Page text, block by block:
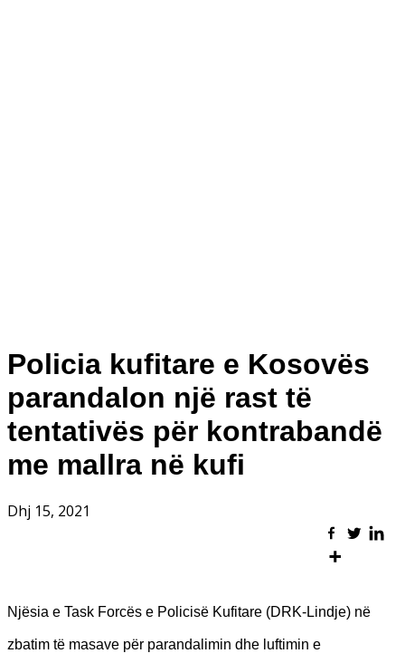
Policia kufitare e Kosovës
parandalon një rast të
tentativës për kontrabandë
me mallra në kufi
Dhj 15, 2021
Njësia e Task Forcës e Policisë Kufitare (DRK-Lindje) në
zbatim të masave për parandalimin dhe luftimin e